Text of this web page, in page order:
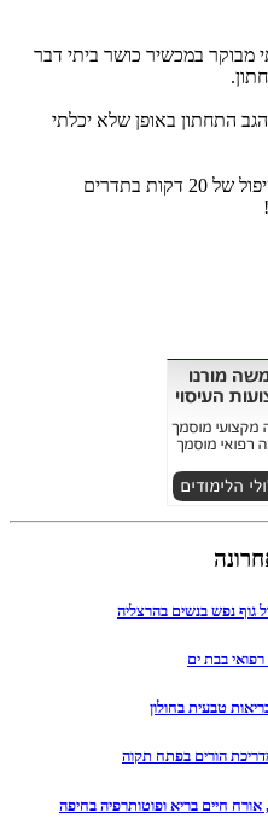
במכשיר כושר ביתי דבר
שרירי הגב התחתון באופן שלא יכלתי
בתדרים
גוף נפש בנשים בהרצליה
רפואי בבת ים
טבעית בחולון
הורים בפתח תקוה
אורח חיים בריא ופוטותרפיה בחיפה